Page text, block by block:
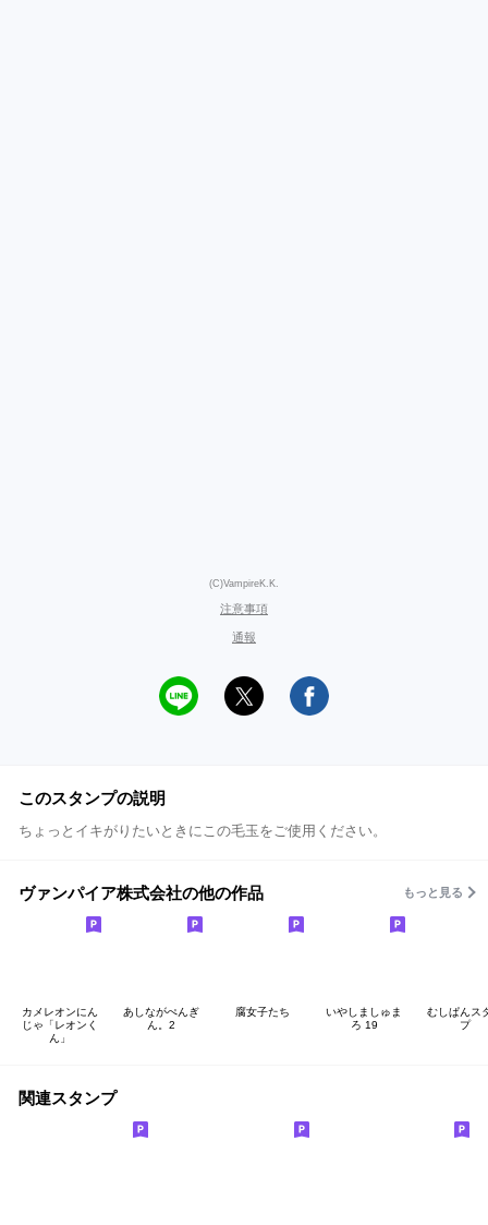
(C)VampireK.K.
注意事項
通報
このスタンプの説明
ちょっとイキがりたいときにこの毛玉をご使用ください。
ヴァンパイア株式会社の他の作品 もっと見る
カメレオンにん
じゃ「レオンく
ん」
あしながぺんぎ
ん。2
腐女子たち
いやしましゅま
ろ 19
むしぱんス
プ
関連スタンプ